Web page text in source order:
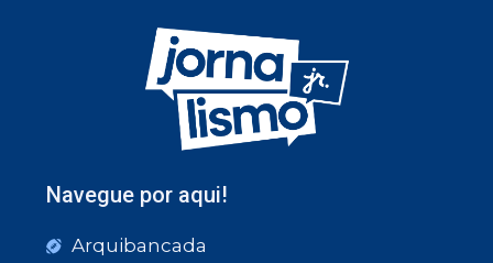
Navegue por aqui!
Arquibancada